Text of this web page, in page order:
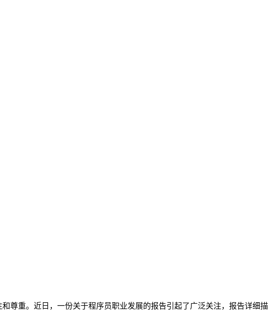
尊重。近日，一份关于程序员职业发展的报告引起了广泛关注，报告详细描